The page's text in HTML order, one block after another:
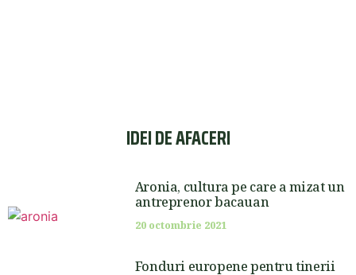
IDEI DE AFACERI
Aronia, cultura pe care a mizat un
antreprenor bacauan
20 octombrie 2021
Fonduri europene pentru tinerii